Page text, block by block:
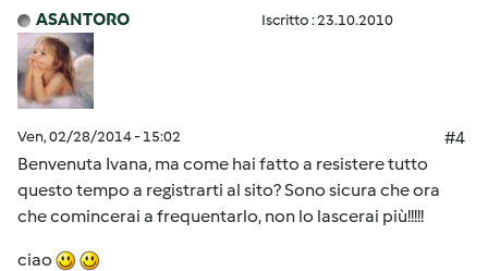
ASANTORO Iscritto : 23.10.2010
Ven, 02/28/2014 - 15:02
#4
Benvenuta Ivana, ma come hai fatto a resistere tutto
questo tempo a registrarti al sito? Sono sicura che ora
che comincerai a frequentarlo, non lo lascerai più!!!!!
ciao